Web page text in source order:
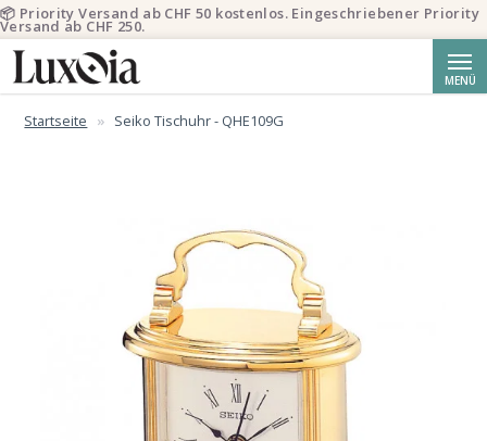
MENÜ
Startseite Seiko Tischuhr - QHE109G
📦 Priority Versand ab CHF 50 kostenlos. Eingeschriebener Priority
Versand ab CHF 250.